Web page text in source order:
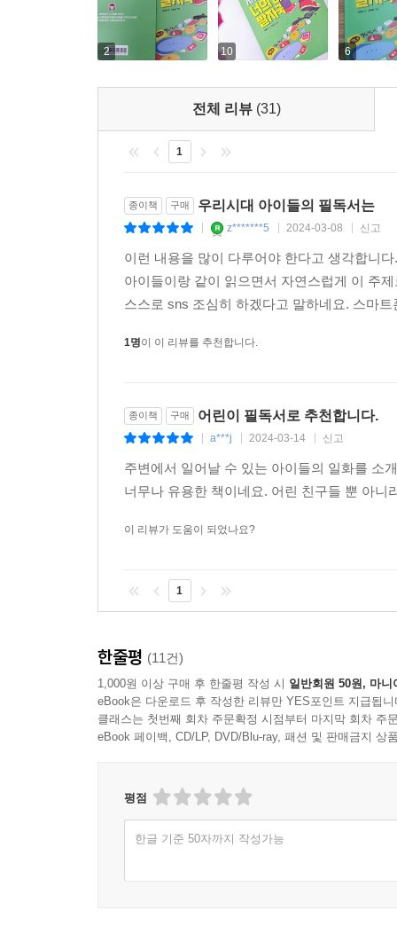
2 10 6
전체 리뷰 (31)
1
종이책 구매 우리시대 아이들의 필독서는
z*******5 2024-03-08 신고
이런 내용을 많이 다루어야 한다고 생각합니
아이들이랑 같이 읽으면서 자연스럽게 이 주
스스로 sns 조심히 하겠다고 말하네요. 스마
1명이 이 리뷰를 추천합니다.
종이책 구매 어린이 필독서로 추천합니다.
a***j 2024-03-14 신고
주변에서 일어날 수 있는 아이들의 일화를 소
너무나 유용한 책이네요. 어린 친구들 뿐 아
이 리뷰가 도움이 되었나요?
1
한줄평 (11건)
1,000원 이상 구매 후 한줄평 작성 시 일반회원 50원, 마니
eBook은 다운로드 후 작성한 리뷰만 YES포인트 지급됩니
클래스는 첫번째 회차 주문확정 시점부터 마지막 회차 주
eBook 페이백, CD/LP, DVD/Blu-ray, 패션 및 판매금지 상
평점
한글 기준 50자까지 작성가능